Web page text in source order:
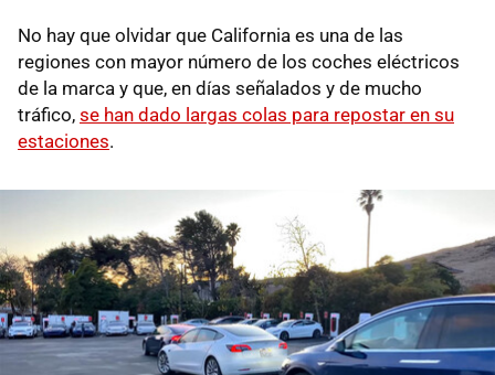
No hay que olvidar que California es una de las
regiones con mayor número de los coches eléctricos
de la marca y que, en días señalados y de mucho
tráfico, se han dado largas colas para repostar en su
estaciones.